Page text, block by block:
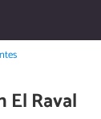
El Raval